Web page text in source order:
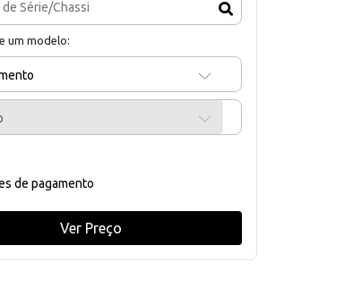
um modelo:
de pagamento
Ver Preço